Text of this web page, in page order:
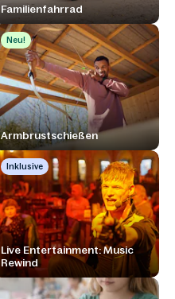
Familienfahrrad
Neu!
Armbrustschießen
Inklusive
Live Entertainment: Music
Rewind